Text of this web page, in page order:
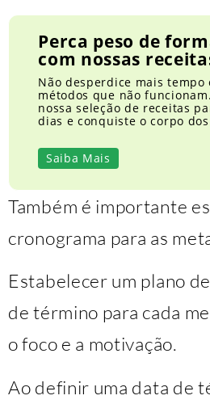
Perca peso de
com nossas
Não desperdice mais tempo
métodos que não
nossa seleção de receitas
dias e conquiste o corpo
Saiba Mais
Também é importante
cronograma para as
Estabelecer um plano
de término para cada
o foco e a motivação.
Ao definir uma data de